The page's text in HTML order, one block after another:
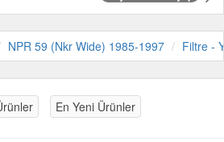
NPR 59 (Nkr Wide) 1985-1997 Filtre -
En Yeni Ürünler